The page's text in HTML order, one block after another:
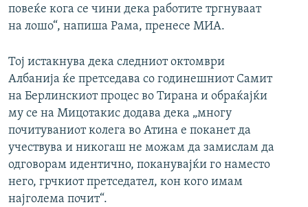
повеќе кога се чини дека работите тргнуваат
на лошо“, напиша Рама, пренесе МИА.
Тој истакнува дека следниот октомври
Албанија ќе претседава со годинешниот Самит
на Берлинскиот процес во Тирана и обраќајќи
му се на Мицотакис додава дека „многу
почитуваниот колега во Атина е поканет да
учествува и никогаш не можам да замислам да
одговорам идентично, поканувајќи го наместо
него, грчкиот претседател, кон кого имам
најголема почит“.